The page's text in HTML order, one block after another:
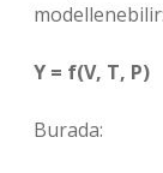
modellenebilir:
Y = f(V, T, P)
Burada: